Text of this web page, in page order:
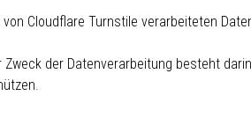
von Cloudflare Turnstile verarbeiteten
Zweck der Datenverarbeitung besteht